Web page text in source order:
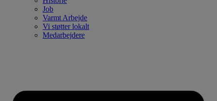
Job
Varmt Arbejde
Vi støtter lokalt
Medarbejdere